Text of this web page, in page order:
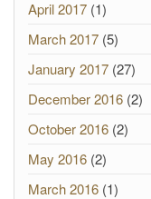
April 2017 (1)
March 2017 (5)
January 2017 (27)
December 2016 (2)
October 2016 (2)
May 2016 (2)
March 2016 (1)